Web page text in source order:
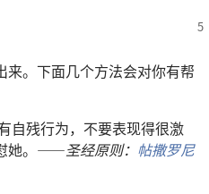
。下面几个方法会对你有帮
自残行为，不要表现得很激
她。——圣经原则： 帖撒罗尼